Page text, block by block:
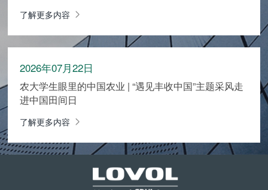
了解更多内容
2026年07月22日
农大学生眼里的中国农业 | “遇见丰收中国”主题采风走
进中国田间日
了解更多内容